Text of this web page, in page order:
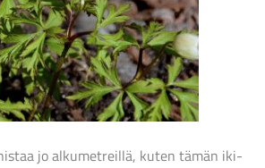
jo alkumetreillä, kuten tämän iki-